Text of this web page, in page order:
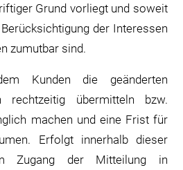
Grund vorliegt und soweit
der Interessen
zumutbar sind.
Kunden die geänderten
rechtzeitig übermitteln bzw.
machen und eine Frist für
Erfolgt innerhalb dieser
Zugang der Mitteilung in